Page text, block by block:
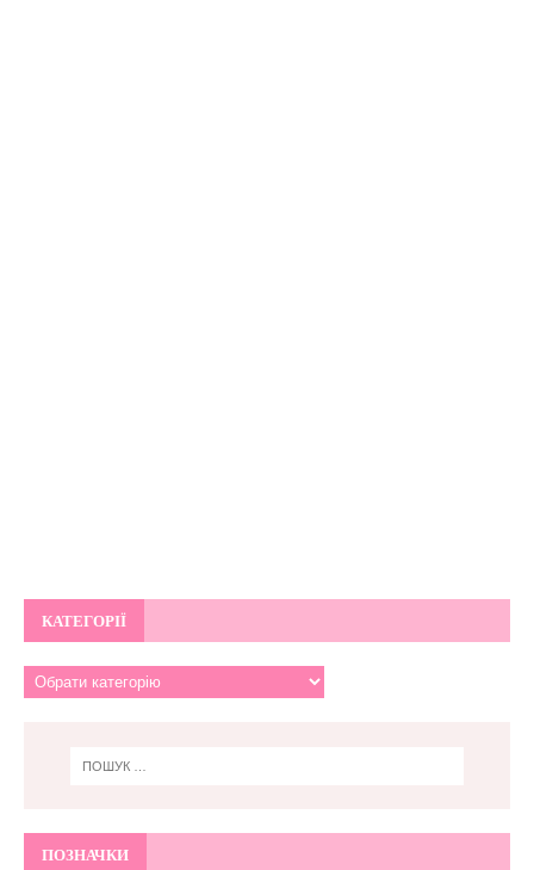
КАТЕГОРІЇ
ПОЗНАЧКИ